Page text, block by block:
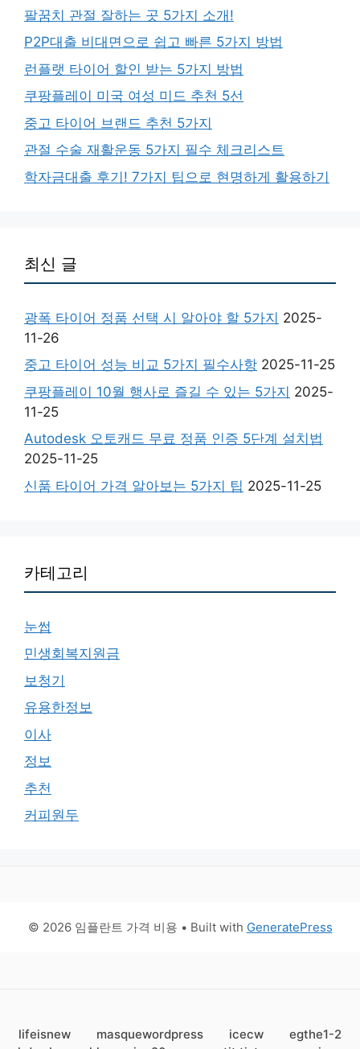
팔꿈치 관절 잘하는 곳 5가지 소개!
P2P대출 비대면으로 쉽고 빠른 5가지 방법
런플랫 타이어 할인 받는 5가지 방법
쿠팡플레이 미국 여성 미드 추천 5선
중고 타이어 브랜드 추천 5가지
관절 수술 재활운동 5가지 필수 체크리스트
학자금대출 후기! 7가지 팁으로 현명하게 활용하기
최신 글
광폭 타이어 정품 선택 시 알아야 할 5가지 2025-
11-26
중고 타이어 성능 비교 5가지 필수사항 2025-11-25
쿠팡플레이 10월 행사로 즐길 수 있는 5가지 2025-
11-25
Autodesk 오토캐드 무료 정품 인증 5단계 설치법
2025-11-25
신품 타이어 가격 알아보는 5가지 팁 2025-11-25
카테고리
눈썹
민생회복지원금
보청기
유용한정보
이사
정보
추천
커피원두
© 2026 임플란트 가격 비용 • Built with GeneratePress
lifeisnew masquewordpress icecw
egthe1-2